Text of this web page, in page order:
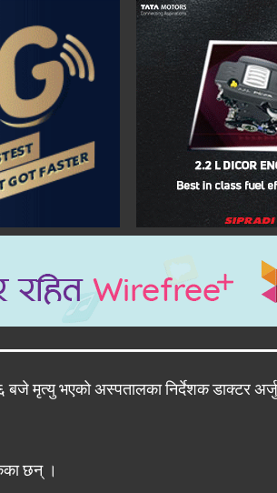
मृत्यु भएको अस्पतालका निर्देशक डाक्टर
छन् ।